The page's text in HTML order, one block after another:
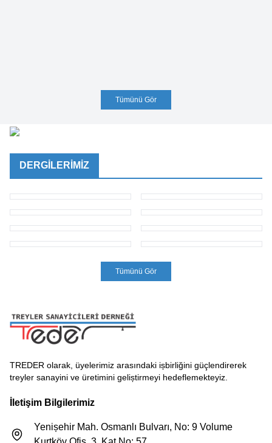
Tümünü Gör
DERGİLERİMİZ
Tümünü Gör
TREDER olarak, üyelerimiz arasındaki ișbirliğini güçlendirerek
treyler sanayini ve üretimini geliștirmeyi hedeflemekteyiz.
İletişim Bilgilerimiz
Yenișehir Mah. Osmanlı Bulvarı, No: 9 Volume